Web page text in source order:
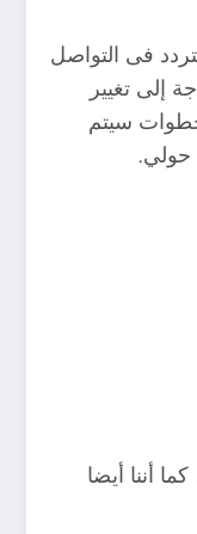
فى التواصل
إلى تغيير
سيتم
حولي.
أننا أيضا